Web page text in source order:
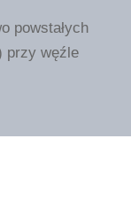
powstałych
przy węźle